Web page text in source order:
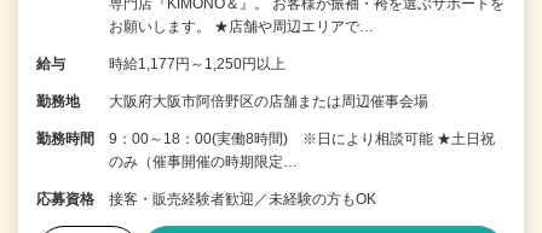
専門店『KIMONO＆』。 お客様が振袖・袴を選ぶサポートを
お願いします。 ★店舗や周辺エリアで…
給与 時給1,177円～1,250円以上
勤務地 大阪府大阪市阿倍野区の店舗または周辺催事会場
勤務時間
9：00～18：00(実働8時間) ※日により相談可能 ★土日祝
のみ（催事開催の時期限定…
応募資格 接客・販売経験者歓迎／未経験の方もOK